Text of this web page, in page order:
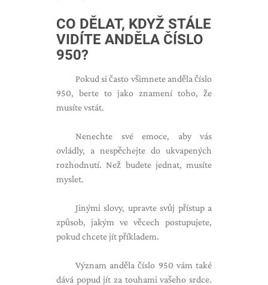
CO DĚLAT, KDYŽ STÁLE
VIDÍTE ANDĚLA ČÍSLO
950?
Pokud si často všimnete anděla číslo
950, berte to jako znamení toho, že
musíte vstát.
Nenechte své emoce, aby vás
ovládly, a nespěchejte do ukvapených
rozhodnutí. Než budete jednat, musíte
myslet.
Jinými slovy, upravte svůj přístup a
způsob, jakým ve věcech postupujete,
pokud chcete jít příkladem.
Význam anděla číslo 950 vám také
dává popud jít za touhami vašeho srdce.